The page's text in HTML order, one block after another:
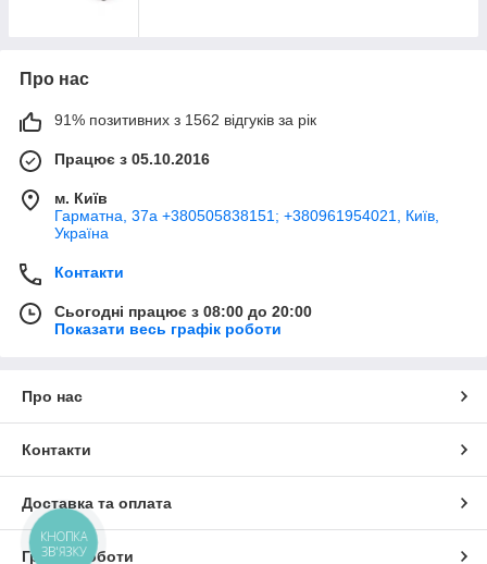
Про нас
91% позитивних з 1562 відгуків за рік
Працює з 05.10.2016
м. Київ
Гарматна, 37а +380505838151; +380961954021, Київ,
Україна
Контакти
Сьогодні працює з 08:00 до 20:00
Показати весь графік роботи
Про нас
Контакти
Доставка та оплата
Графік роботи
КНОПКА
ЗВ'ЯЗКУ